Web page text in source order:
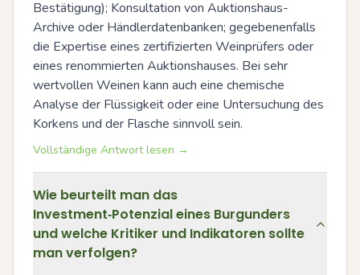
Bestätigung); Konsultation von Auktionshaus-
Archive oder Händlerdatenbanken; gegebenenfalls
die Expertise eines zertifizierten Weinprüfers oder
eines renommierten Auktionshauses. Bei sehr
wertvollen Weinen kann auch eine chemische
Analyse der Flüssigkeit oder eine Untersuchung des
Korkens und der Flasche sinnvoll sein.
Vollständige Antwort lesen →
Wie beurteilt man das
Investment‑Potenzial eines Burgunders
und welche Kritiker und Indikatoren sollte
man verfolgen?